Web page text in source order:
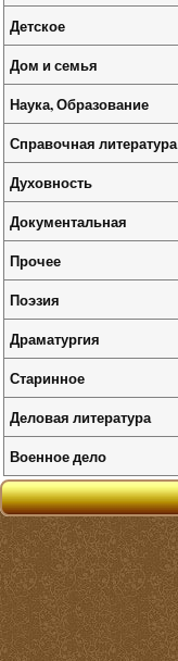
Детское
Дом и семья
Наука, Образование
Справочная литература
Духовность
Документальная
Прочее
Поэзия
Драматургия
Старинное
Деловая литература
Военное дело